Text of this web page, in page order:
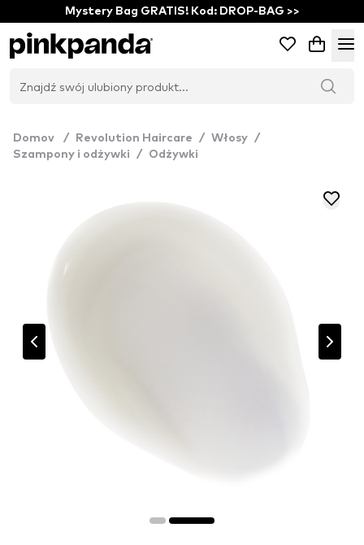
Mystery Bag GRATIS! Kod: DROP-BAG >>
Domov / Revolution Haircare / Włosy /
Szampony i odżywki
/ Odżywki